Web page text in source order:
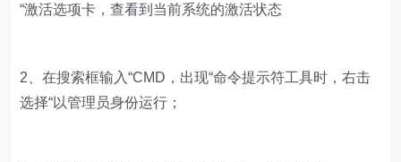
“激活选项卡，查看到当前系统的激活状态
2、在搜索框输入“CMD，出现“命令提示符工具时，右击
选择“以管理员身份运行；